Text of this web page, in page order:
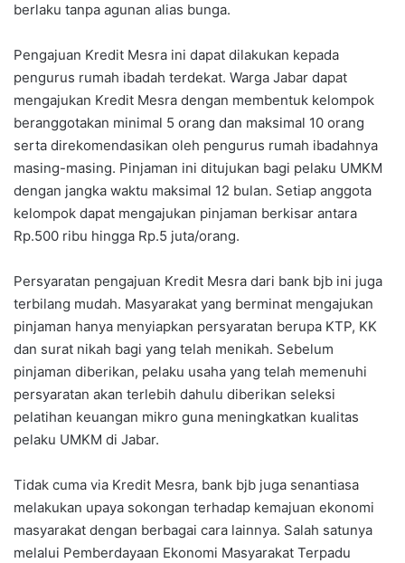
berlaku tanpa agunan alias bunga.
Pengajuan Kredit Mesra ini dapat dilakukan kepada
pengurus rumah ibadah terdekat. Warga Jabar dapat
mengajukan Kredit Mesra dengan membentuk kelompok
beranggotakan minimal 5 orang dan maksimal 10 orang
serta direkomendasikan oleh pengurus rumah ibadahnya
masing-masing. Pinjaman ini ditujukan bagi pelaku UMKM
dengan jangka waktu maksimal 12 bulan. Setiap anggota
kelompok dapat mengajukan pinjaman berkisar antara
Rp.500 ribu hingga Rp.5 juta/orang.
Persyaratan pengajuan Kredit Mesra dari bank bjb ini juga
terbilang mudah. Masyarakat yang berminat mengajukan
pinjaman hanya menyiapkan persyaratan berupa KTP, KK
dan surat nikah bagi yang telah menikah. Sebelum
pinjaman diberikan, pelaku usaha yang telah memenuhi
persyaratan akan terlebih dahulu diberikan seleksi
pelatihan keuangan mikro guna meningkatkan kualitas
pelaku UMKM di Jabar.
Tidak cuma via Kredit Mesra, bank bjb juga senantiasa
melakukan upaya sokongan terhadap kemajuan ekonomi
masyarakat dengan berbagai cara lainnya. Salah satunya
melalui Pemberdayaan Ekonomi Masyarakat Terpadu